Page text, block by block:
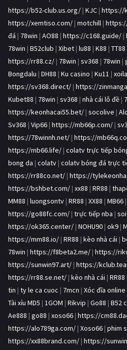
https://b52-club.us.org/ | KJC | https://
https://xemtiso.com/ | motchill |
đá | 78win | AO88 | https://c168.guide/ |
78win | B52club | Xibet | lu88 | K88 | TT88
https://rr88.cz/ | 78win | sv368 | 78win |
Bongdalu | DH88 | Ku casino | Ku11 |
https://sv368.direct/ | https://
Kubet88 | 78win | sv368 | nhà cái lô đề |
https://keonhacai55.bet/ | socolive |
Sv368 | Vip66 | https://mb66p.com/ |
https://78winnh.net/ | https://
https://mb66.life/ | colatv trực tiếp
bong da | colatv | colatv bóng đá trực
https://rr88co.net/ | https://
https://bshbet.com/ | xx88 | RR88 |
MM88 | luongsontv | RR88 | XX88 | MB66 |
https://go88fc.com/ | trực tiếp nba |
https://ok365.center/ | NOHU90 | ok9 |
https://mm88.io/ | RR88 | kèo nhà cái |
78win | https://f8beta2.me/ | https://
https://sunwin97.art/ | https://
https://rr88.se.net/ | kèo nhà cái | RR88
tin | ty le ca cuoc | 7mcn | Xóc đĩa online
Tài xỉu MD5 | 1GOM | Rikvip | Go88 | B52
Ae888 | go88 | xoso66 | https://
https://alo789ga.com/ | Xoso66 | phim
https://xx88brand.com/ | https://